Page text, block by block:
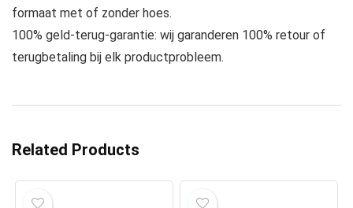
formaat met of zonder hoes.
100% geld-terug-garantie: wij garanderen 100% retour of
terugbetaling bij elk productprobleem.
Related Products